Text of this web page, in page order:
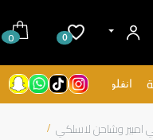
0
0
انفلونسرز